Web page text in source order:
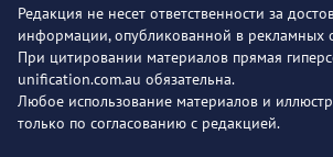
Редакция не несет ответственности за
информации, опубликованной в рекламных
При цитировании материалов прямая
unification.com.au обязательна.
Любое использование материалов и
только по согласованию с редакцией.